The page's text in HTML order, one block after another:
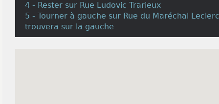
4 - Rester sur Rue Ludovic Trarieux
5 - Tourner à gauche sur Rue du Maréchal
trouvera sur la gauche